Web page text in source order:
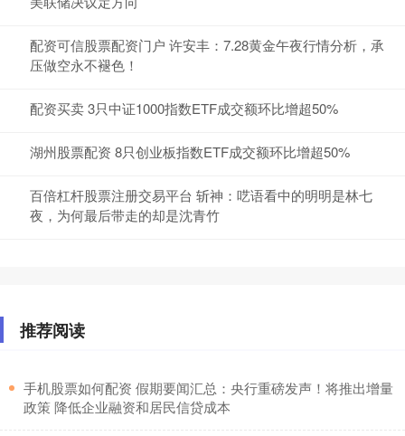
配资可信股票配资门户 许安丰：7.28黄金午夜行情分析，承
压做空永不褪色！
配资买卖 3只中证1000指数ETF成交额环比增超50%
湖州股票配资 8只创业板指数ETF成交额环比增超50%
百倍杠杆股票注册交易平台 斩神：呓语看中的明明是林七
夜，为何最后带走的却是沈青竹
推荐阅读
​手机股票如何配资 假期要闻汇总：央行重磅发声！将推出增量
政策 降低企业融资和居民信贷成本